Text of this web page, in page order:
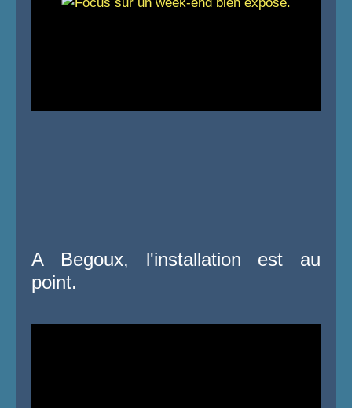
A Begoux, l'installation est au
point.